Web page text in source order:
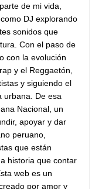
de mi vida,
DJ explorando
sonidos que
Con el paso de
con la evolución
y el Reggaetón,
y siguiendo el
urbana. De esa
Nacional, un
apoyar y dar
peruano,
que están
historia que contar
web es un
por amor y